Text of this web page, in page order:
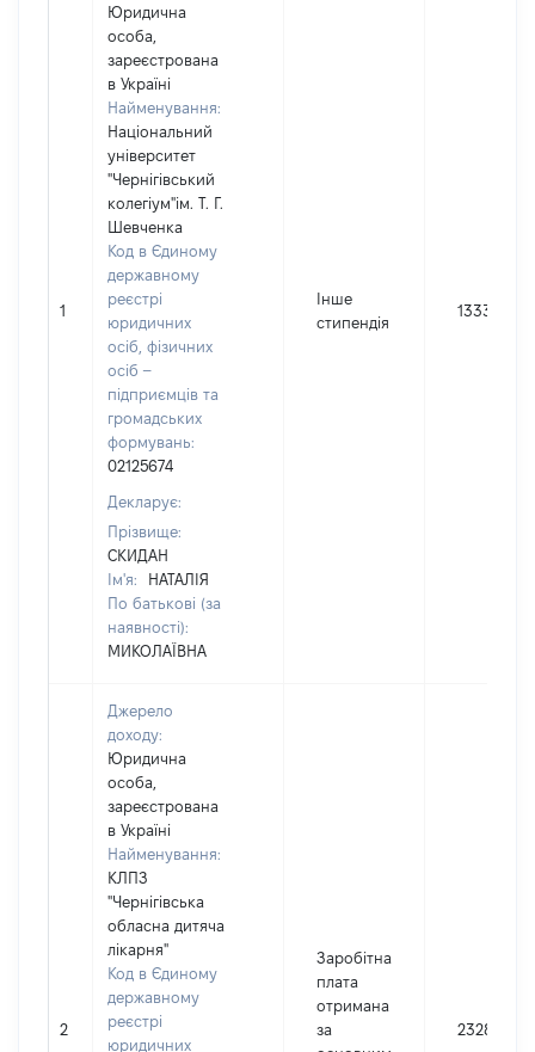
1
Юридична
особа,
зареєстрована
в Україні
Найменування:
Національний
університет
"Чернігівський
колегіум"ім. Т. Г.
Шевченка
Код в Єдиному
державному
реєстрі
юридичних
осіб, фізичних
осіб –
підприємців та
громадських
формувань:
02125674
Декларує:
Прізвище:
СКИДАН
Ім'я:
НАТАЛІЯ
По батькові (за
наявності):
МИКОЛАЇВНА
Інше
стипендія
13339
2
Джерело
доходу:
Юридична
особа,
зареєстрована
в Україні
Найменування:
КЛПЗ
"Чернігівська
обласна дитяча
лікарня"
Код в Єдиному
державному
реєстрі
юридичних
Заробітна
плата
отримана
за
232841